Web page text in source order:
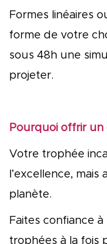
Formes linéaires
forme de votre
sous 48h une
projeter.
Pourquoi offrir un
Votre trophée
l’excellence,
planète.
Faites confiance
trophées à la fois